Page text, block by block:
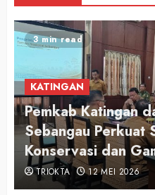
2 min read
KATINGAN
Audiensi Otong
Apresiasi
Pariwisata Katingan
TRIOKTA 12 MEI 2026